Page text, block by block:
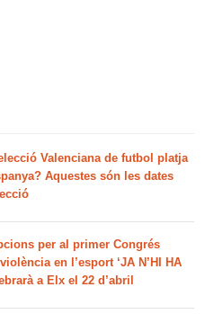
Valenciana de futbol platja
Aquestes són les dates
per al primer Congrés
en l’esport ‘JA N’HI HA
a Elx el 22 d’abril